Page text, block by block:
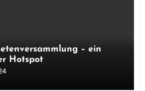
– ein
Hotspot